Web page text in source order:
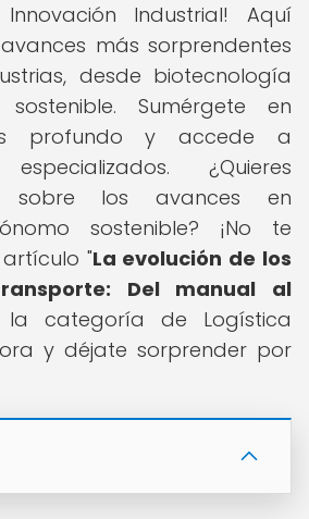
Innovación Industrial! Aquí
más sorprendentes
desde biotecnología
Sumérgete en
profundo y accede a
¿Quieres
sobre los avances en
sostenible? ¡No te
"La evolución de los
Del manual al
categoría de Logística
y déjate sorprender por